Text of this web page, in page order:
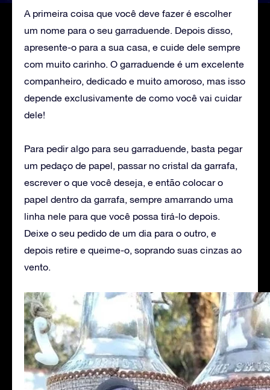
‌A primeira coisa que você deve fazer é escolher
um nome para o seu garraduende. Depois disso,
apresente-o para a sua casa, e cuide dele sempre
com muito carinho. O garraduende é um excelente
companheiro, dedicado e muito amoroso, mas isso
depende exclusivamente de como você vai cuidar
dele!
Para pedir algo para seu garraduende, basta pegar
um pedaço de papel, passar no cristal da garrafa,
escrever o que você deseja, e então colocar o
papel dentro da garrafa, sempre amarrando uma
linha nele para que você possa tirá-lo depois.
Deixe o seu pedido de um dia para o outro, e
depois retire e queime-o, soprando suas cinzas ao
vento.